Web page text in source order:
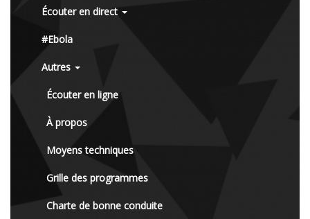
Écouter en direct
#Ebola
Autres
Écouter en ligne
À propos
Moyens techniques
Grille des programmes
Charte de bonne conduite